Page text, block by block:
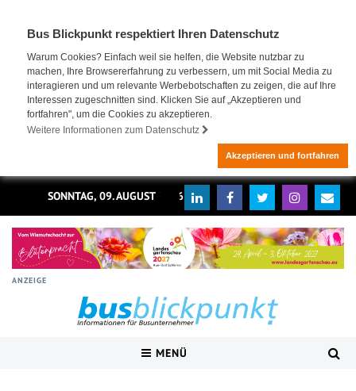
Bus Blickpunkt respektiert Ihren Datenschutz
Warum Cookies? Einfach weil sie helfen, die Website nutzbar zu
machen, Ihre Browsererfahrung zu verbessern, um mit Social Media zu
interagieren und um relevante Werbebotschaften zu zeigen, die auf Ihre
Interessen zugeschnitten sind. Klicken Sie auf „Akzeptieren und
fortfahren", um die Cookies zu akzeptieren.
Weitere Informationen zum Datenschutz
Akzeptieren und fortfahren
SONNTAG, 09. AUGUST 2026
ANZEIGE
MENÜ